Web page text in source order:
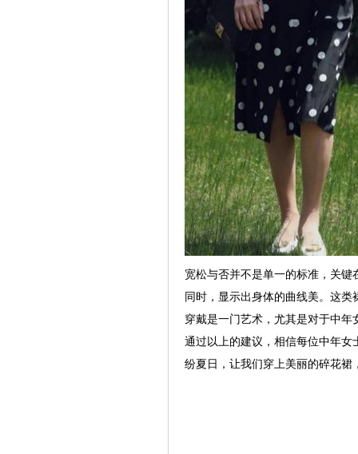
宽松与否并不是单一的标准，关
同时，显示出身体的曲线美。这
穿戴是一门艺术，尤其是对于中
通过以上的建议，相信每位中年
纷夏日，让我们穿上美丽的碎花